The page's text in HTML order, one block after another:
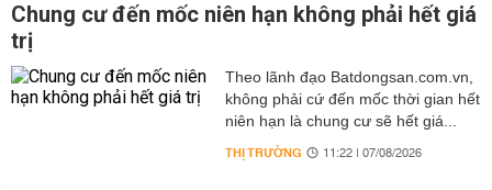
Chung cư đến mốc niên hạn không phải hết giá
trị
Theo lãnh đạo Batdongsan.com.vn,
không phải cứ đến mốc thời gian hết
niên hạn là chung cư sẽ hết giá...
THỊ TRƯỜNG 11:22 | 07/08/2026